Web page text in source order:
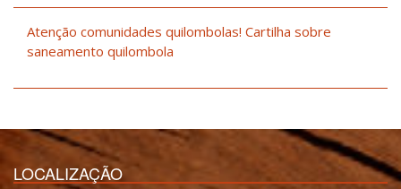
Atenção comunidades quilombolas! Cartilha sobre
saneamento quilombola
LOCALIZAÇÃO